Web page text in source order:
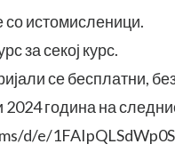
истомисленици.
за секој курс.
се бесплатни,
година на
d/e/